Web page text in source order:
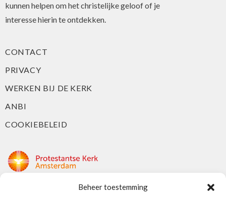
Beheer toestemming
kunnen helpen om het christelijke geloof of je
interesse hierin te ontdekken.
CONTACT
PRIVACY
WERKEN BIJ DE KERK
ANBI
COOKIEBELEID